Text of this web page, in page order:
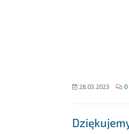
28.03.2023 0